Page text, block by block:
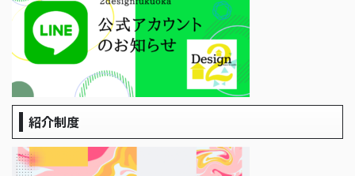
紹介制度